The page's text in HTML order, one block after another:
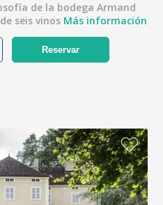
de la bodega Armand
seis vinos Más información
Reservar